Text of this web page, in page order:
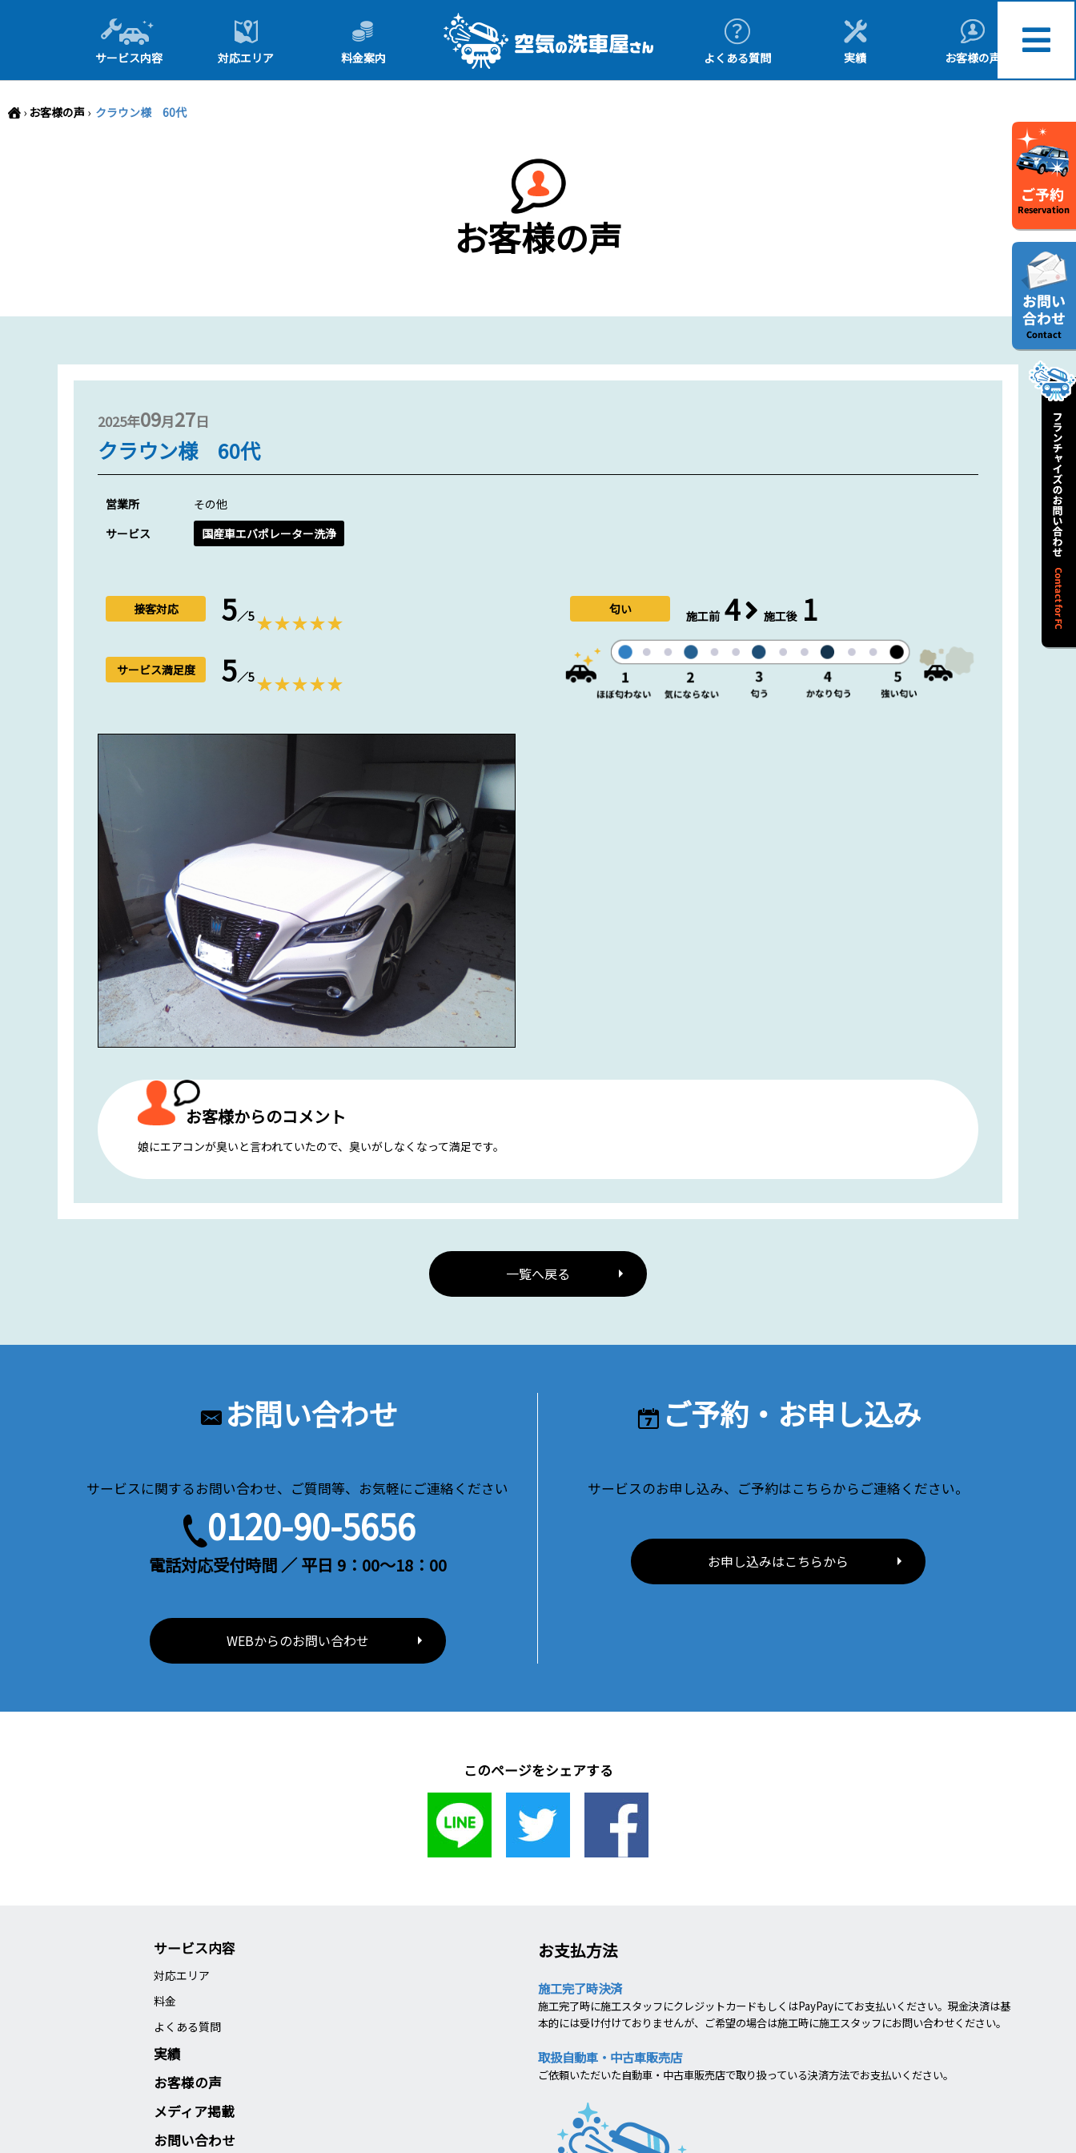
サービス内容 対応エリア 料金案内 よくある質問 実績 お客様の声
› お客様の声 › クラウン様 60代
お客様の声
2025年09月27日
クラウン様 60代
営業所
その他
サービス
国産車エバポレーター洗浄
接客対応 5／5
サービス満足度 5／5
匂い 施工前 4 施工後 1
お客様からのコメント
娘にエアコンが臭いと言われていたので、臭いがしなくなって満足です。
一覧へ戻る
お問い合わせ
サービスに関するお問い合わせ、ご質問等、お気軽にご連絡ください
0120-90-5656
電話対応受付時間 ／ 平日 9：00～18：00
WEBからのお問い合わせ
ご予約・お申し込み
サービスのお申し込み、ご予約はこちらからご連絡ください。
お申し込みはこちらから
このページをシェアする
サービス内容
対応エリア
料金
よくある質問
実績
お客様の声
メディア掲載
お問い合わせ
お支払方法
施工完了時決済
施工完了時に施工スタッフにクレジットカードもしくはPayPayにてお支払いください。現金決済は基
本的には受け付けておりませんが、ご希望の場合は施工時に施工スタッフにお問い合わせください。
取扱自動車・中古車販売店
ご依頼いただいた自動車・中古車販売店で取り扱っている決済方法でお支払いください。